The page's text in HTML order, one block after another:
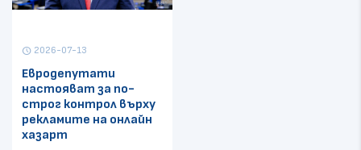
schedule 2026-07-13
Евродепутати
настояват за по-
строг контрол върху
рекламите на онлайн
хазарт